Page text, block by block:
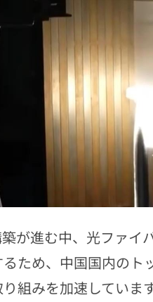
が進む中、光ファイ
ため、中国国内の
組みを加速しています